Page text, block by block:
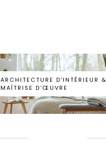
ARCHITECTURE D'INTÉRIEUR &
MAÎTRISE D'ŒUVRE